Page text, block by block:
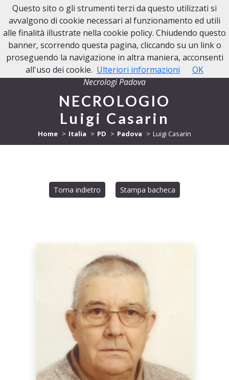
NECROLOGI PADOVA
Necrologi Padova
NECROLOGIO
Luigi Casarin
Home Italia PD Padova Luigi Casarin
Torna indietro Stampa bacheca
Questo sito o gli strumenti terzi da questo utilizzati si
avvalgono di cookie necessari al funzionamento ed utili
alle finalità illustrate nella cookie policy. Chiudendo questo
banner, scorrendo questa pagina, cliccando su un link o
proseguendo la navigazione in altra maniera, acconsenti
all'uso dei cookie. Ulteriori informazioni OK